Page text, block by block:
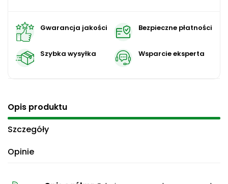
Gwarancja jakości Bezpieczne płatności
Szybka wysyłka Wsparcie eksperta
Opis produktu
Szczegóły
Opinie